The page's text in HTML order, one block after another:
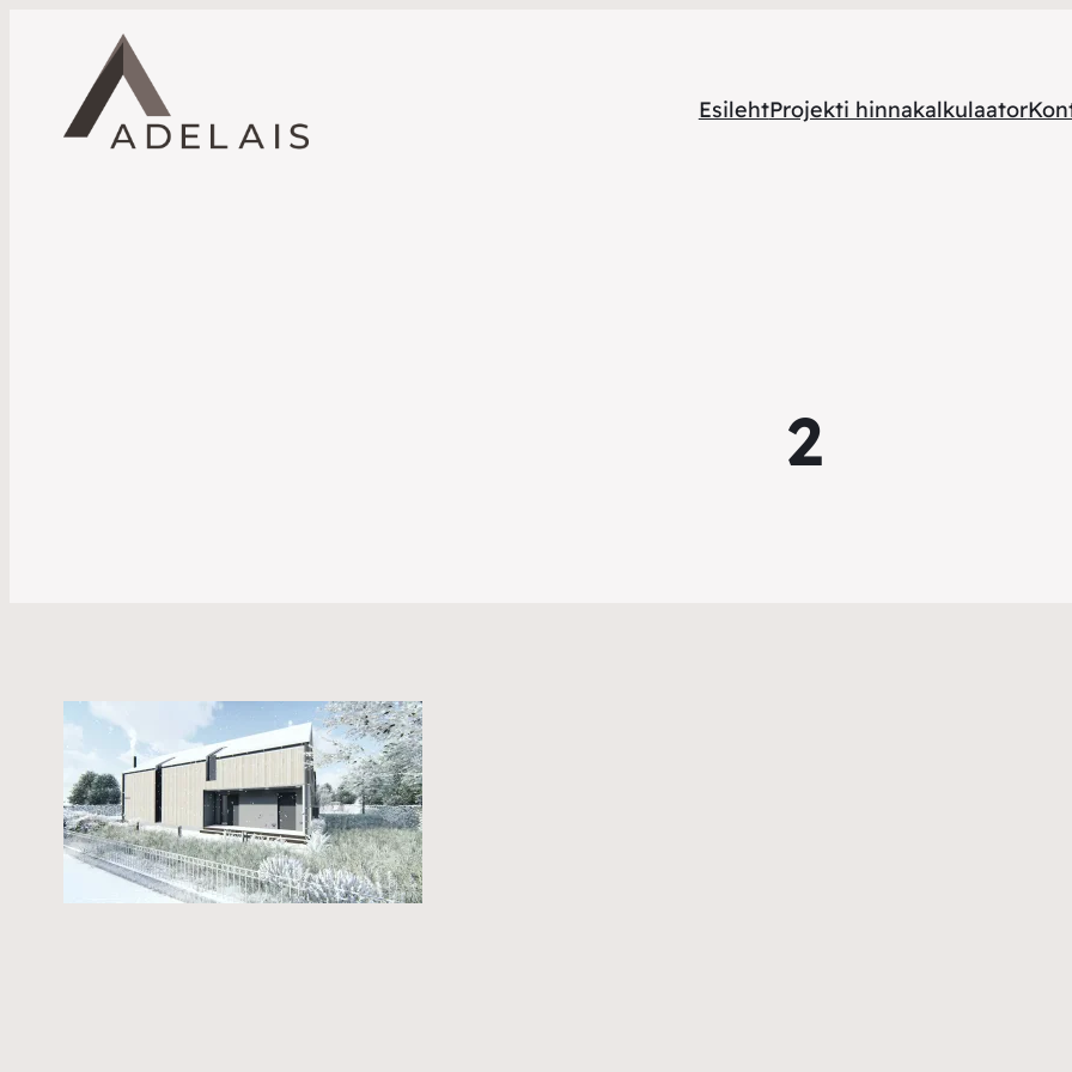
EsilehtProjekti hinnakalkulaator
2